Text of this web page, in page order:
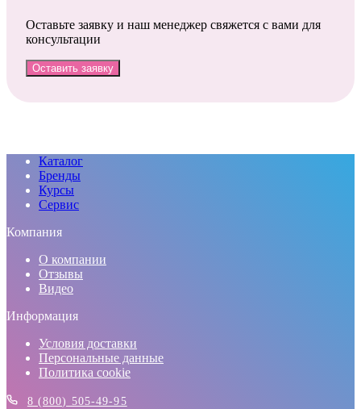
Оставьте заявку и наш менеджер свяжется с вами для
консультации
Оставить заявку
Каталог
Бренды
Курсы
Сервис
Компания
О компании
Отзывы
Видео
Информация
Условия доставки
Персональные данные
Политика cookie
8 (800) 505-49-95